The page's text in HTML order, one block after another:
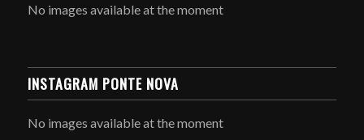
No images available at the moment
INSTAGRAM PONTE NOVA
No images available at the moment